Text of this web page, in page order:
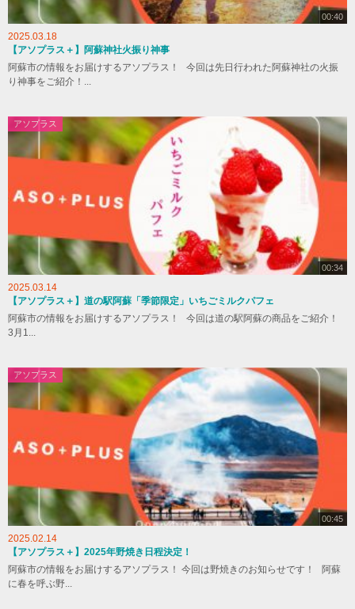
00:40
2025.03.18
【アソプラス＋】阿蘇神社火振り神事
阿蘇市の情報をお届けするアソプラス！ 今回は先日行われた阿蘇神社の火振
り神事をご紹介！...
アソプラス
00:34
2025.03.14
【アソプラス＋】道の駅阿蘇「季節限定」いちごミルクパフェ
阿蘇市の情報をお届けするアソプラス！ 今回は道の駅阿蘇の商品をご紹介！
3月1...
アソプラス
00:45
2025.02.14
【アソプラス＋】2025年野焼き日程決定！
阿蘇市の情報をお届けするアソプラス！ 今回は野焼きのお知らせです！ 阿蘇
に春を呼ぶ野...